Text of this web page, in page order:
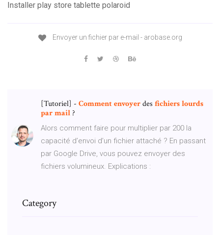
Installer play store tablette polaroid
Envoyer un fichier par e-mail - arobase.org
[Tutoriel] - Commentenvoyerdes fichierslourds
parmail ?
Alors comment faire pour multiplier par 200 la
capacité d’envoi d’un fichier attaché ? En passant
par Google Drive, vous pouvez envoyer des
fichiers volumineux. Explications :
Category